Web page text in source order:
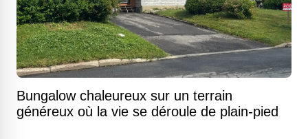
Bungalow chaleureux sur un terrain
généreux où la vie se déroule de plain-pied